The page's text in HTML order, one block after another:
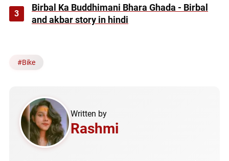
3
Birbal Ka Buddhimani Bhara Ghada - Birbal
and akbar story in hindi
#Bike
Written by
Rashmi